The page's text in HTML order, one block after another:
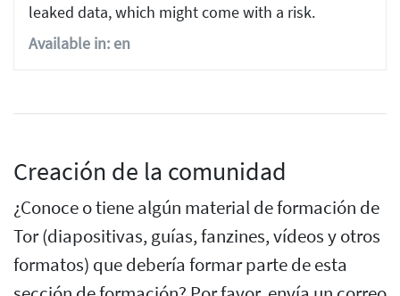
leaked data, which might come with a risk.
Available in: en
Creación de la comunidad
¿Conoce o tiene algún material de formación de
Tor (diapositivas, guías, fanzines, vídeos y otros
formatos) que debería formar parte de esta